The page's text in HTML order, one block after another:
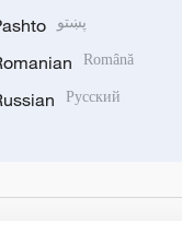
پښتو
Română
Русский